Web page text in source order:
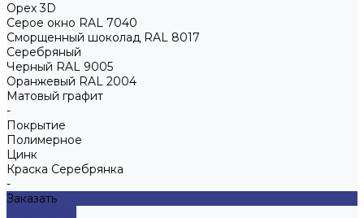
Орех 3D
Серое окно RAL 7040
Сморщенный шоколад RAL 8017
Серебряный
Черный RAL 9005
Оранжевый RAL 2004
Матовый графит
-
Покрытие
Полимерное
Цинк
Краска Серебрянка
-
Заказать